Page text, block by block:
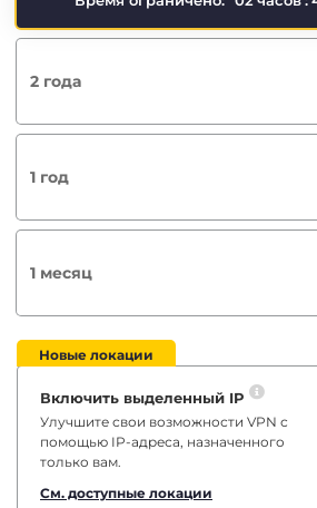
2 года
1 год
1 месяц
Новые локации
Включить выделенный IP
Улучшите свои возможности VPN с
помощью IP-адреса, назначенного
только вам.
См. доступные локации